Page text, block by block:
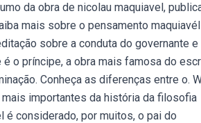
da obra de nicolau maquiavel,
mais sobre o pensamento
sobre a conduta do governante e
o príncipe, a obra mais famosa do
Conheça as diferenças entre o.
importantes da história da filosofia
é considerado, por muitos, o pai do